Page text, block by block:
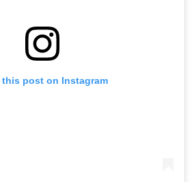
this post on Instagram